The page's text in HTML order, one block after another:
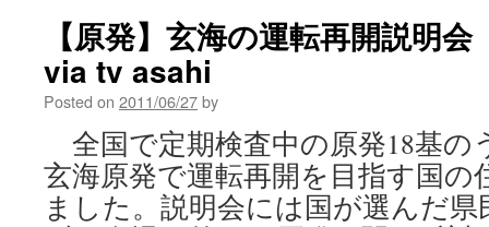
【原発】玄海の運転再開説
via tv asahi
Posted on 2011/06/27by
全国で定期検査中の原発18基の
玄海原発で運転再開を目指す国の
ました。説明会には国が選んだ